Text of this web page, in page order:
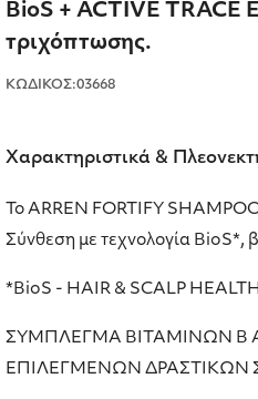
BioS + ACTIVE TRACE
τριχόπτωσης.
ΚΩΔΙΚΟΣ:03668
Χαρακτηριστικά &
Το ARREN FORTIFY
Σύνθεση με τεχνολογία BioS*,
*BioS - HAIR & SCALP
ΣΥΜΠΛΕΓΜΑ ΒΙΤΑΜΙΝΩΝ Β
ΕΠΙΛΕΓΜΕΝΩΝ ΔΡΑΣΤΙΚΩΝ